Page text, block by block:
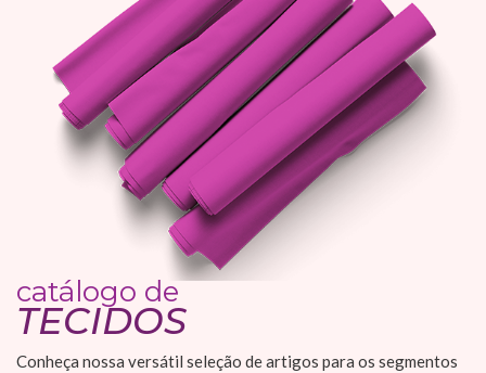
catálogo de
TECIDOS
Conheça nossa versátil seleção de artigos para os segmentos